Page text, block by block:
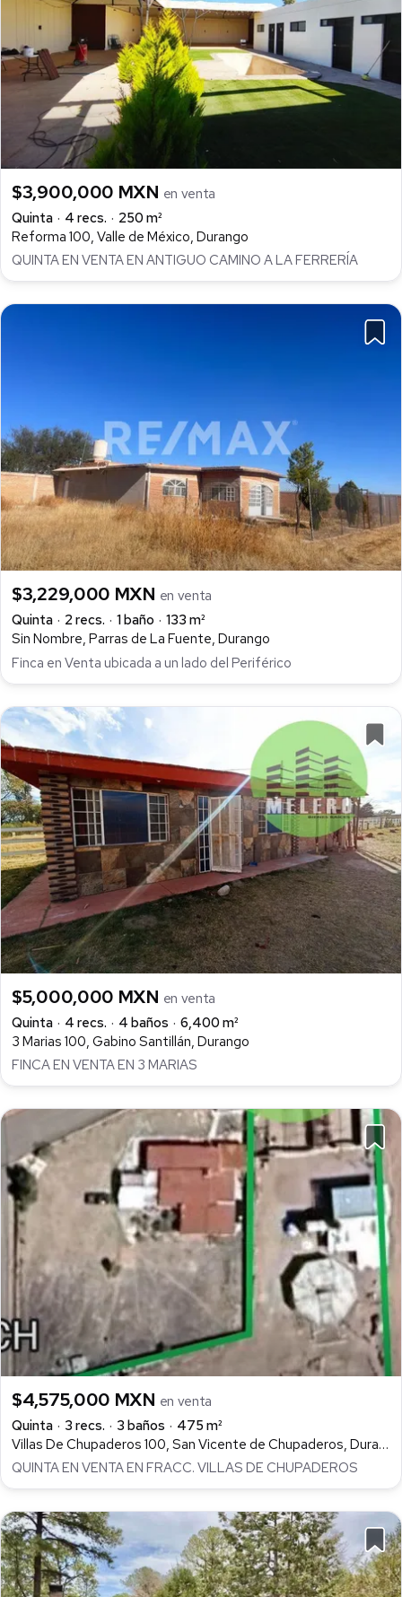
$3,900,000 MXN en venta
Quinta
4 recs.
250 m²
Reforma 100, Valle de México, Durango
QUINTA EN VENTA EN ANTIGUO CAMINO A LA FERRERÍA
$3,229,000 MXN en venta
Quinta
2 recs. 1 baño
133 m²
Sin Nombre, Parras de La Fuente, Durango
Finca en Venta ubicada a un lado del Periférico
$5,000,000 MXN en venta
Quinta
4 recs. 4 baños
6,400 m²
3 Marias 100, Gabino Santillán, Durango
FINCA EN VENTA EN 3 MARIAS
$4,575,000 MXN en venta
Quinta
3 recs. 3 baños
475 m²
Villas De Chupaderos 100, San Vicente de Chupaderos, Durango
QUINTA EN VENTA EN FRACC. VILLAS DE CHUPADEROS